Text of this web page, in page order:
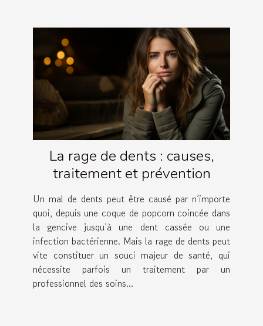
La rage de dents : causes,
traitement et prévention
Un mal de dents peut être causé par n’importe
quoi, depuis une coque de popcorn coincée dans
la gencive jusqu’à une dent cassée ou une
infection bactérienne. Mais la rage de dents peut
vite constituer un souci majeur de santé, qui
nécessite parfois un traitement par un
professionnel des soins...